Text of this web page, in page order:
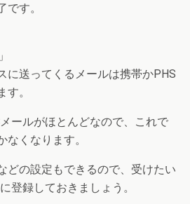
です。
」
に送ってくるメールは携帯かPHS
。
ールがほとんどなので、これで
なくなります。
どの設定もできるので、受けたい
登録しておきましょう。